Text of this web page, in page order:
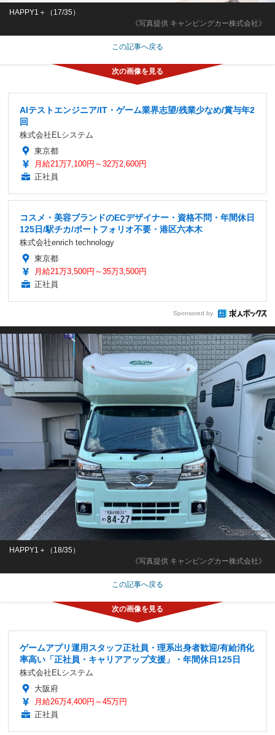
《写真提供 キャンピングカー株式会社》
HAPPY1＋（17/35）
この記事へ戻る
AIテストエンジニア/IT・ゲーム業界志望/残業少なめ/賞与年2
回
株式会社ELシステム
東京都
月給21万7,100円～32万2,600円
正社員
コスメ・美容ブランドのECデザイナー・資格不問・年間休日
125日/駅チカ/ポートフォリオ不要・港区六本木
株式会社enrich technology
東京都
月給21万3,500円～35万3,500円
正社員
Sponsored by
《写真提供 キャンピングカー株式会社》
HAPPY1＋（18/35）
この記事へ戻る
ゲームアプリ運用スタッフ正社員・理系出身者歓迎/有給消化
率高い「正社員・キャリアアップ支援」・年間休日125日
株式会社ELシステム
大阪府
月給26万4,400円～45万円
正社員